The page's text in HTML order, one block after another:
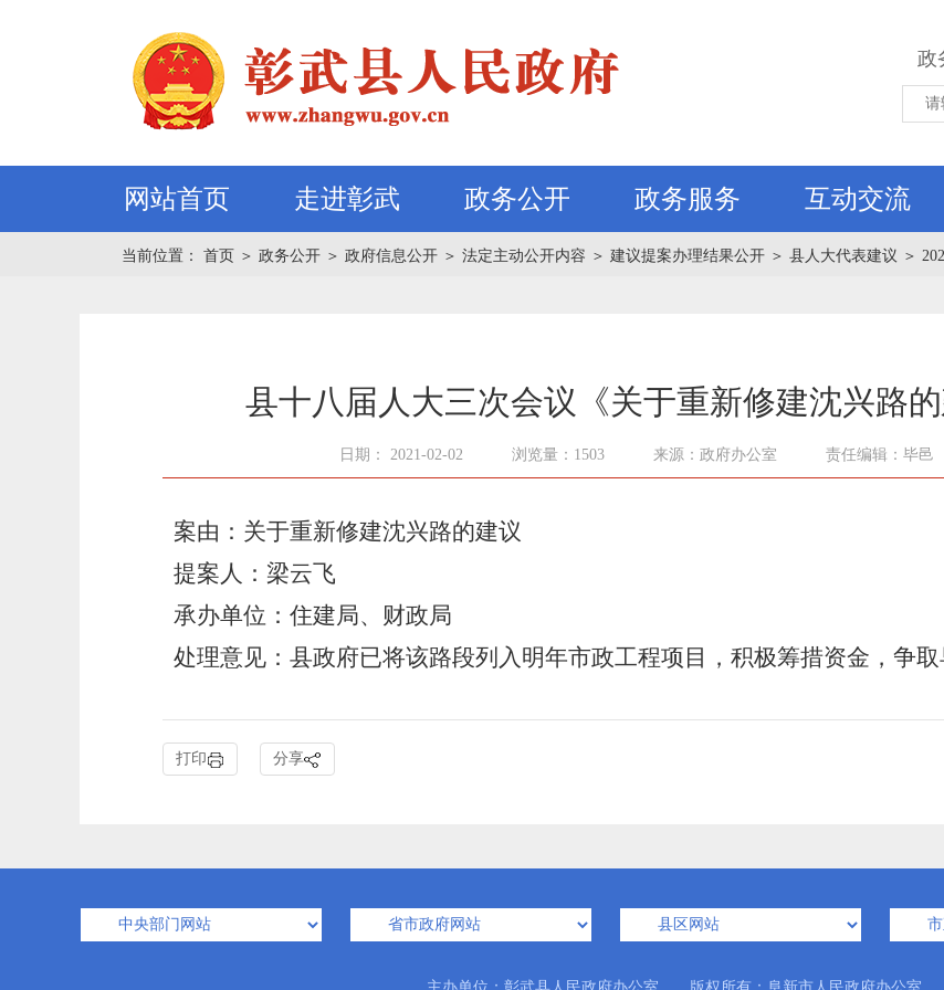
政
网站首页 走进彰武 政务公开 政务服务 互动交流
当前位置： 首页 ＞ 政务公开 ＞ 政府信息公开 ＞ 法定主动公开内容 ＞ 建议提案办理结果公开 ＞ 县人大代表建议 ＞
县十八届人大三次会议《关于重新修建沈兴路
日期： 2021-02-02 浏览量：1503 来源：政府办公室 责任编辑：毕邑
案由：关于重新修建沈兴路的建议
提案人：梁云飞
承办单位：住建局、财政局
处理意见：县政府已将该路段列入明年市政工程项目，积极筹措资金，争取
打印 分享